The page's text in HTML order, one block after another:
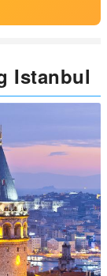
Istanbul